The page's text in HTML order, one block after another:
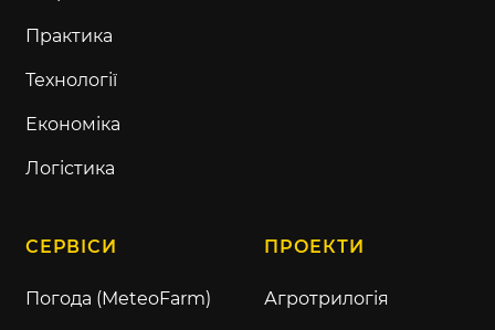
Практика
Технології
Економіка
Логістика
СЕРВІСИ
Погода (MeteoFarm)
ПРОЕКТИ
Агротрилогія